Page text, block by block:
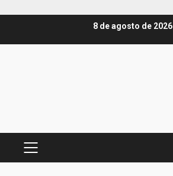
8 de agosto de 2026
MENÚ